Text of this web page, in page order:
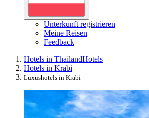
Unterkunft registrieren
Meine Reisen
Feedback
Hotels in ThailandHotels
Hotels in Krabi
Luxushotels in Krabi